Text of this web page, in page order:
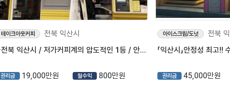
테이크아웃커피
전북 익산시
⭐전북 익산시 / 저가커피계의 압도적인 1등 / 안정적인 고매출 / ＂메가커피＂⭐
권리금 19,000만원 월수익 800만원
아이스크림/도넛
전북
권리금 45,000만원